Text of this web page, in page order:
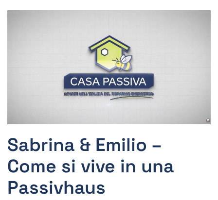
Sabrina & Emilio –
Come si vive in una
Passivhaus